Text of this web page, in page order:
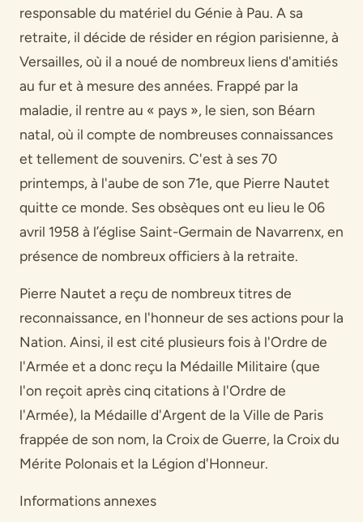
responsable du matériel du Génie à Pau. A sa
retraite, il décide de résider en région parisienne, à
Versailles, où il a noué de nombreux liens d'amitiés
au fur et à mesure des années. Frappé par la
maladie, il rentre au « pays », le sien, son Béarn
natal, où il compte de nombreuses connaissances
et tellement de souvenirs. C'est à ses 70
printemps, à l'aube de son 71e, que Pierre Nautet
quitte ce monde. Ses obsèques ont eu lieu le 06
avril 1958 à l’église Saint-Germain de Navarrenx, en
présence de nombreux officiers à la retraite.
Pierre Nautet a reçu de nombreux titres de
reconnaissance, en l'honneur de ses actions pour la
Nation. Ainsi, il est cité plusieurs fois à l'Ordre de
l'Armée et a donc reçu la Médaille Militaire (que
l'on reçoit après cinq citations à l'Ordre de
l'Armée), la Médaille d'Argent de la Ville de Paris
frappée de son nom, la Croix de Guerre, la Croix du
Mérite Polonais et la Légion d'Honneur.
Informations annexes